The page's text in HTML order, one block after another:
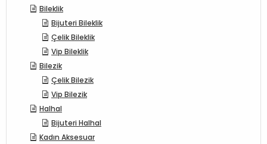
Bileklik
Bijuteri Bileklik
Çelik Bileklik
Vip Bileklik
Bilezik
Çelik Bilezik
Vip Bilezik
Halhal
Bijuteri Halhal
Kadın Aksesuar